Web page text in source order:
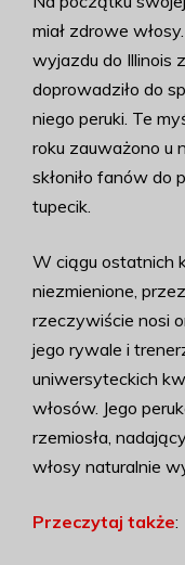
miał zdrowe
wyjazdu do Illinois
doprowadziło do
niego peruki. Te
roku zauważono u
skłoniło fanów do
tupecik.
W ciągu ostatnich
niezmienione,
rzeczywiście nosi
jego rywale i
uniwersyteckich
włosów. Jego
rzemiosła,
włosy naturalnie
Przeczytaj także: